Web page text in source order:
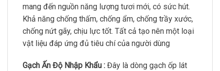
mang đến nguồn năng lượng tươi mới, có sức hút.
Khả năng chống thấm, chống ẩm, chống trầy xước,
chống nứt gãy, chịu lực tốt. Tất cả tạo nên một loại
vật liệu đáp ứng đủ tiêu chí của người dùng
Gạch Ấn Độ Nhập Khẩu : Đây là dòng gạch ốp lát